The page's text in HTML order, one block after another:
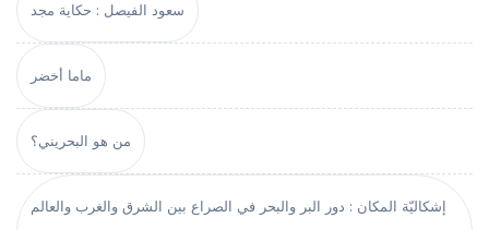
سعود الفيصل : حكاية مجد
ماما أخضر
من هو البحريني؟
إشكاليّة المكان : دور البر والبحر في الصراع بين الشرق والغرب والعالم